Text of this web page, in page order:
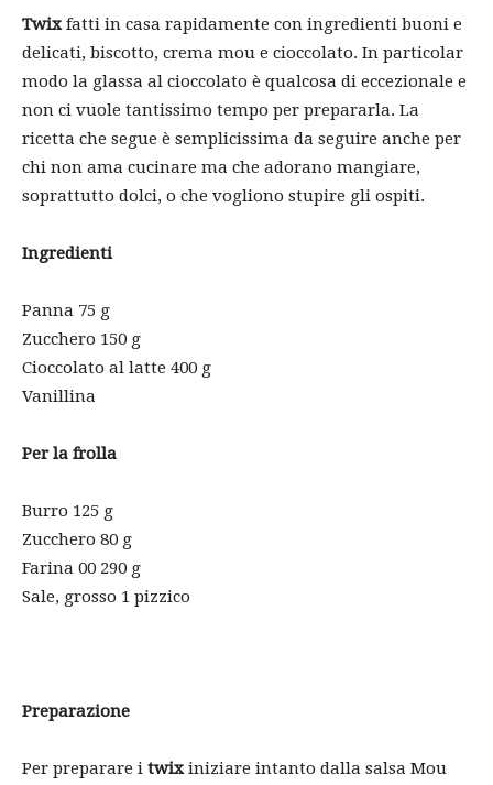
Twixfatti in casa rapidamente con ingredienti buoni e
delicati, biscotto, crema mou e cioccolato. In particolar
modo la glassa al cioccolato è qualcosa di eccezionale e
non ci vuole tantissimo tempo per prepararla. La
ricetta che segue è semplicissima da seguire anche per
chi non ama cucinare ma che adorano mangiare,
soprattutto dolci, o che vogliono stupire gli ospiti.
Ingredienti
Panna 75 g
Zucchero 150 g
Cioccolato al latte 400 g
Vanillina
Per la frolla
Burro 125 g
Zucchero 80 g
Farina 00 290 g
Sale, grosso 1 pizzico
Preparazione
Per preparare i twixiniziare intanto dalla salsa Mou